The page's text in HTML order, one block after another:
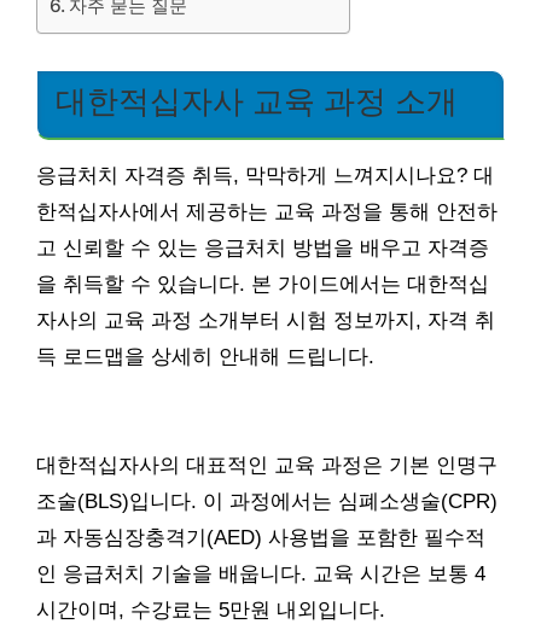
자주 묻는 질문
대한적십자사 교육 과정 소개
응급처치 자격증 취득, 막막하게 느껴지시나요? 대
한적십자사에서 제공하는 교육 과정을 통해 안전하
고 신뢰할 수 있는 응급처치 방법을 배우고 자격증
을 취득할 수 있습니다. 본 가이드에서는 대한적십
자사의 교육 과정 소개부터 시험 정보까지, 자격 취
득 로드맵을 상세히 안내해 드립니다.
대한적십자사의 대표적인 교육 과정은 기본 인명구
조술(BLS)입니다. 이 과정에서는 심폐소생술(CPR)
과 자동심장충격기(AED) 사용법을 포함한 필수적
인 응급처치 기술을 배웁니다. 교육 시간은 보통 4
시간이며, 수강료는 5만원 내외입니다.